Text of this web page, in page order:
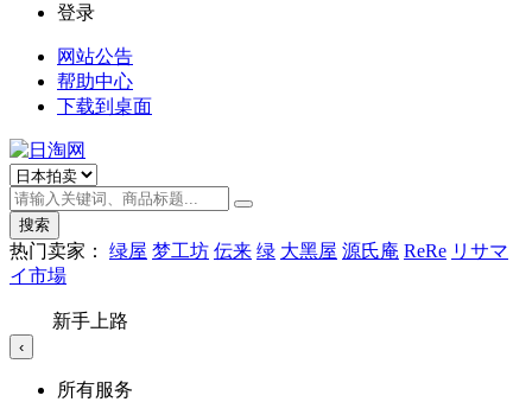
登录
网站公告
帮助中心
下载到桌面
搜索
热门卖家： 绿屋 梦工坊 伝来 绿 大黑屋 源氏庵 ReRe リサマ
イ市場
新手上路
‹
所有服务